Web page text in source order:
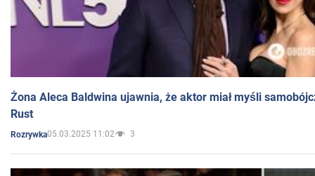
Żona Aleca Baldwina ujawnia, że aktor miał myśli
Rust
Rozrywka05.03.2025 11:02 3